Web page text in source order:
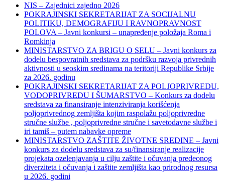
NIS – Zajednici zajedno 2026
POKRAJINSKI SEKRETARIJAT ZA SOCIJALNU
POLITIKU, DEMOGRAFIJU I RAVNOPRAVNOST
POLOVA – Javni konkursi – unapređenje položaja Roma i
Romkinja
MINISTARSTVO ZA BRIGU O SELU – Javni konkurs za
dodelu bespovratnih sredstava za podršku razvoja privrednih
aktivnosti u seoskim sredinama na teritoriji Republike Srbije
za 2026. godinu
POKRAJINSKI SEKRETARIJAT ZA POLJOPRIVREDU,
VODOPRIVREDU I ŠUMARSTVO – Konkurs za dodelu
sredstava za finansiranje intenziviranja korišćenja
poljoprivrednog zemljišta kojim raspolažu poljoprivredne
stručne službe , poljoprivredne stručne i savetodavne službe i
iri tamiš ‒ putem nabavke opreme
MINISTARSTVO ZAŠTITE ŽIVOTNE SREDINE – Javni
konkurs za dodelu sredstava za su/finansiranje realizacije
projekata ozelenjavanja u cilju zaštite i očuvanja predeonog
diverziteta i očuvanja i zaštite zemljišta kao prirodnog resursa
u 2026. godini